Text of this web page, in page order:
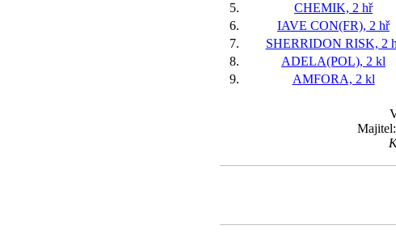
5.
CHEMIK, 2 hř
6.
IAVE CON(FR), 2 hř
7.
SHERRIDON RISK, 2
8.
ADELA(POL), 2 kl
9.
AMFORA, 2 kl